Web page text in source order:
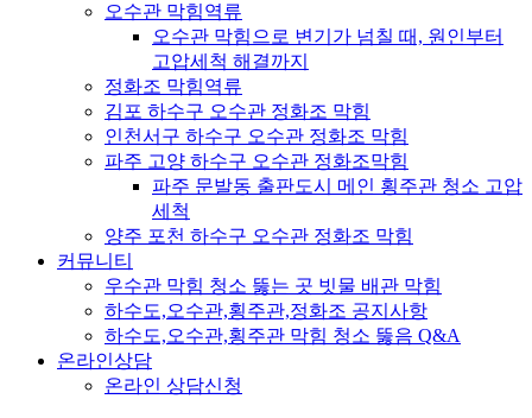
오수관 막힘역류
오수관 막힘으로 변기가 넘칠 때, 원인부터
고압세척 해결까지
정화조 막힘역류
김포 하수구 오수관 정화조 막힘
인천서구 하수구 오수관 정화조 막힘
파주 고양 하수구 오수관 정화조막힘
파주 문발동 출판도시 메인 횡주관 청소 고압
세척
양주 포천 하수구 오수관 정화조 막힘
커뮤니티
우수관 막힘 청소 뚫는 곳 빗물 배관 막힘
하수도,오수관,횡주관,정화조 공지사항
하수도,오수관,횡주관 막힘 청소 뚫음 Q&A
온라인상담
온라인 상담신청